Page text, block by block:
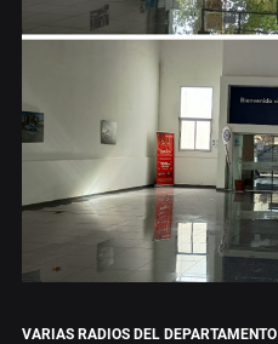
VARIAS RADIOS DEL DEPARTAMENTO